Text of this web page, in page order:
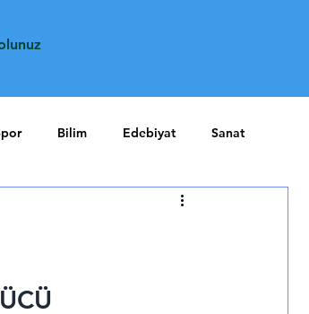
Bilim Edebiyat Sanat